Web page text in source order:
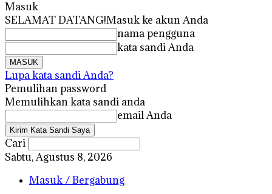
Masuk
SELAMAT DATANG!Masuk ke akun Anda
nama pengguna
kata sandi Anda
Lupa kata sandi Anda?
Pemulihan password
Memulihkan kata sandi anda
email Anda
Cari
Sabtu, Agustus 8, 2026
Masuk / Bergabung